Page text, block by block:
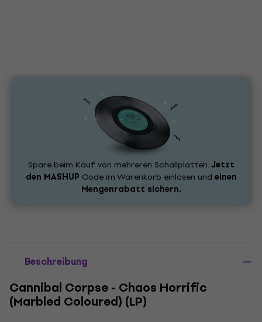
Spare beim Kauf von mehreren Schallplatten.Jetzt
den MASHUP Code im Warenkorb einlösen und einen
Mengenrabatt sichern.
Beschreibung
Cannibal Corpse - Chaos Horrific
(Marbled Coloured) (LP)